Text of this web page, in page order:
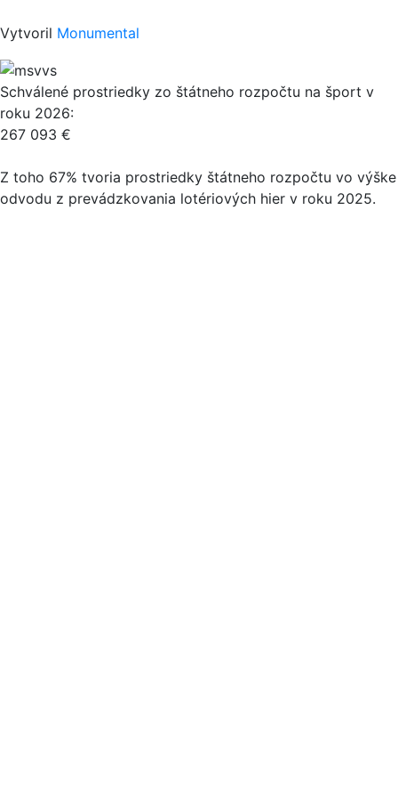
Vytvoril Monumental
Schválené prostriedky zo štátneho rozpočtu na šport v
roku 2026:
267 093 €
Z toho 67% tvoria prostriedky štátneho rozpočtu vo výške
odvodu z prevádzkovania lotériových hier v roku 2025.